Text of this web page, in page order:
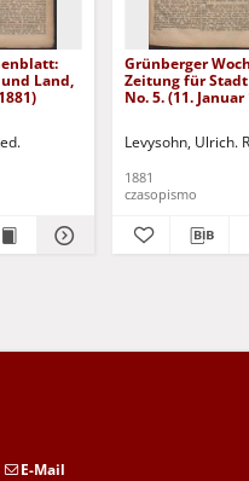
Land,
Grünberger
Zeitung für
No. 5. (11. Januar
Levysohn, Ulrich.
1881
czasopismo
E-Mail